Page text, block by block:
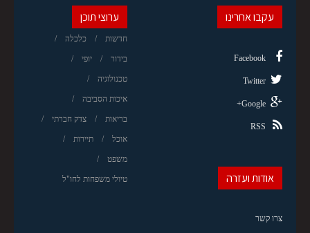
ערוצי תוכן
חדשות כלכלה
בידור יופי
טכנולוגיה
איכות הסביבה
בריאות צדק חברתי
אוכל תיירות
משפט
טיולי משפחות לחו"ל
עקבו אחרינו
Facebook
Twitter
Google+
RSS
אודות ועזרה
צרו קשר